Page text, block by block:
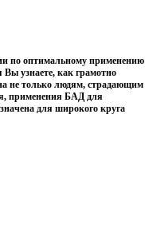
по оптимальному применению
узнаете, как грамотно
не только людям, страдающим
применения БАД для
для широкого круга